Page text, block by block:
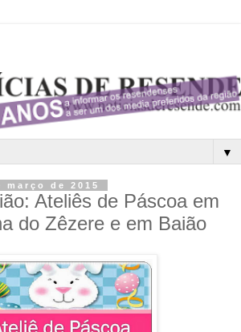
▼
de 2015
Ateliês de Páscoa em
do Zêzere e em Baião